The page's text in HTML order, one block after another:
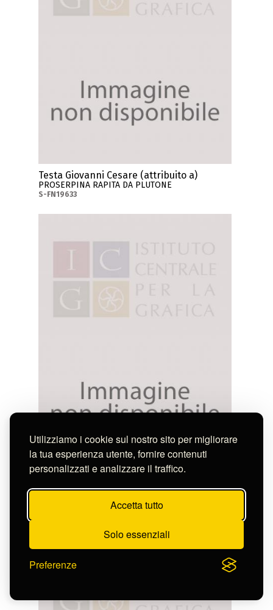
Utilizziamo i cookie sul nostro sito per migliorare
la tua esperienza utente, fornire contenuti
personalizzati e analizzare il traffico.
Accetta tutto
Solo essenziali
Preferenze
Testa Giovanni Cesare (attribuito a)
PROSERPINA RAPITA DA PLUTONE
S-FN19633
Testa Pietro
IL FIGLIOL PRODIGO DISSIPA I SUOI BENI